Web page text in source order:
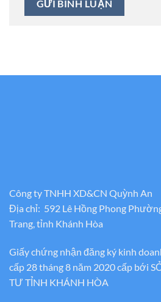
Công ty TNHH XD&CN Quỳnh An
Địa chỉ: 592 Lê Hồng Phong
Trang, tỉnh Khánh Hòa
Giấy chứng nhận đăng ký kinh
cấp 28 tháng 8 năm 2020 cấp bới
TƯ TỈNH KHÁNH HÒA